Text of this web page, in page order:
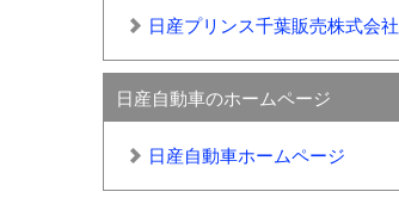
日産プリンス千葉販売株式会社
日産自動車のホームページ
日産自動車ホームページ